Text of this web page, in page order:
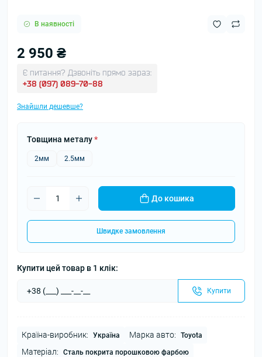
В наявності
2 950 ₴
Є питання? Дзвоніть прямо зараз:
+38 (097) 089-70-88
Знайшли дешевше?
Товщина металу*
2мм 2.5мм
До кошика
Швидке замовлення
Купити цей товар в 1 клік:
Купити
Країна-виробник: Україна Марка авто: Toyota
Матеріал: Сталь покрита порошковою фарбою